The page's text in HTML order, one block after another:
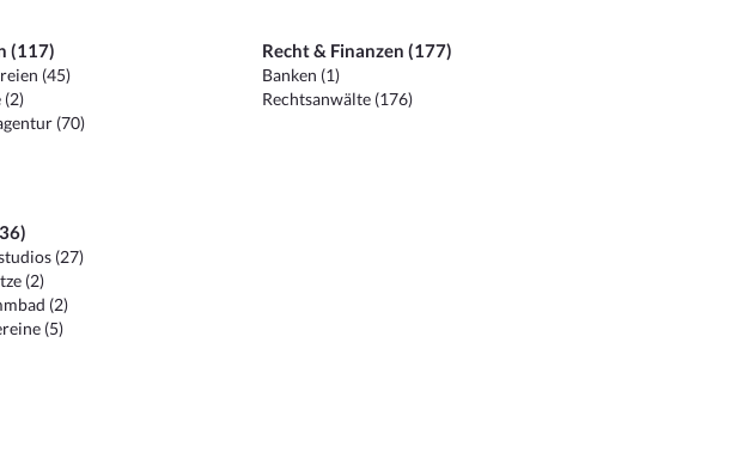
(117)
(45)
(2)
(70)
Recht & Finanzen (177)
Banken (1)
Rechtsanwälte (176)
(27)
(2)
(2)
(5)